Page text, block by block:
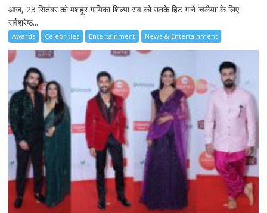
आज, 23 सितंबर को मशहूर गायिका शिल्पा राव को उनके हिट गाने ‘चलैया’ के लिए
सर्वश्रेष्ठ...
Awards Celebrities Entertainment News & Entertainment